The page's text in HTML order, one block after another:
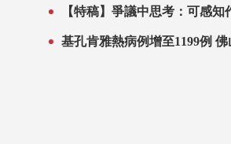
【特稿】爭議中思考：可感知
基孔肯